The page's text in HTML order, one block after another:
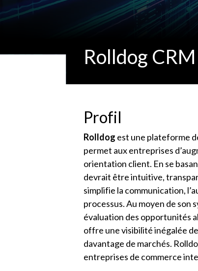
Rolldog CRM
Profil
Rolldog est une plateforme
permet aux entreprises
orientation client. En se
devrait être intuitive,
simplifie la communication,
processus. Au moyen de son
évaluation des opportunités
offre une visibilité inégalée
davantage de marchés.
entreprises de commerce